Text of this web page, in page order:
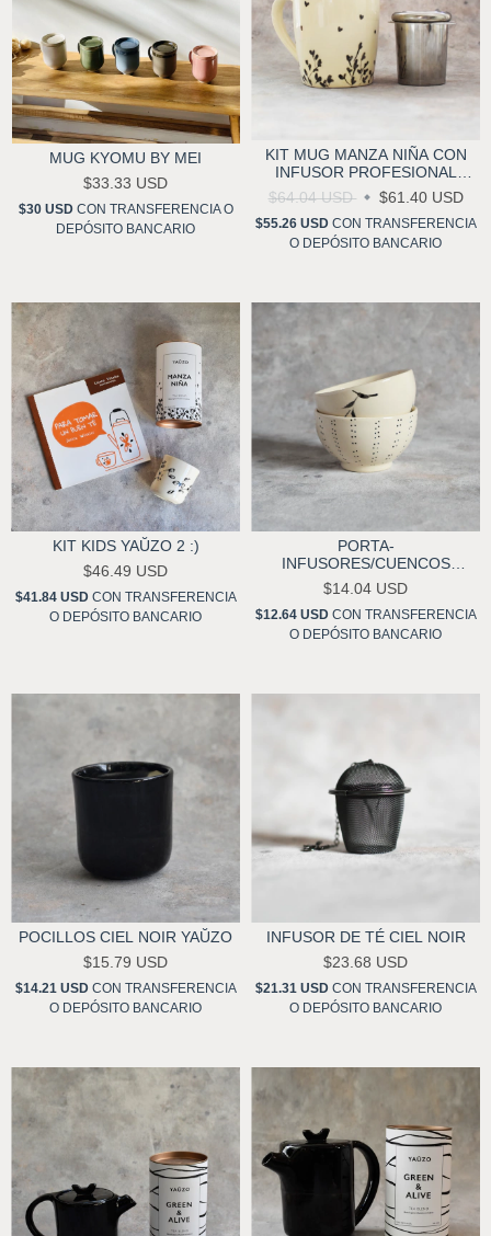
MUG KYOMU BY MEI
$33.33 USD
$30 USD CON TRANSFERENCIA O
DEPÓSITO BANCARIO
KIT MUG MANZA NIÑA CON
INFUSOR PROFESIONAL
YAŬZO
$64.04 USD $61.40 USD
$55.26 USD CON TRANSFERENCIA
O DEPÓSITO BANCARIO
KIT KIDS YAŬZO 2 :)
$46.49 USD
$41.84 USD CON TRANSFERENCIA
O DEPÓSITO BANCARIO
PORTA-
INFUSORES/CUENCOS
YAŬZO
$14.04 USD
$12.64 USD CON TRANSFERENCIA
O DEPÓSITO BANCARIO
POCILLOS CIEL NOIR YAŬZO
$15.79 USD
$14.21 USD CON TRANSFERENCIA
O DEPÓSITO BANCARIO
INFUSOR DE TÉ CIEL NOIR
$23.68 USD
$21.31 USD CON TRANSFERENCIA
O DEPÓSITO BANCARIO